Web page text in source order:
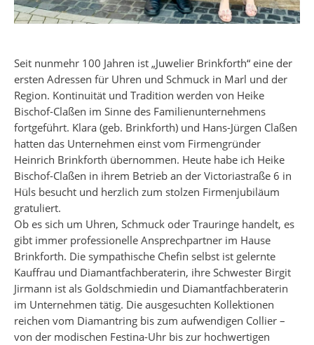
Seit nunmehr 100 Jahren ist „Juwelier Brinkforth“ eine der
ersten Adressen für Uhren und Schmuck in Marl und der
Region. Kontinuität und Tradition werden von Heike
Bischof-Claßen im Sinne des Familien­unternehmens
fortgeführt. Klara (geb. Brinkforth) und Hans-Jürgen Claßen
hatten das Unternehmen einst vom Firmengründer
Heinrich Brinkforth übernommen. Heute habe ich Heike
Bischof-Claßen in ihrem Betrieb an der Victoriastraße 6 in
Hüls besucht und herzlich zum stolzen Firmenjubiläum
gratuliert.
Ob es sich um Uhren, Schmuck oder Trauringe handelt, es
gibt immer professionelle Ansprechpartner im Hause
Brinkforth. Die sympathische Chefin selbst ist gelernte
Kauffrau und Diamantfachberaterin, ihre Schwester Birgit
Jirmann ist als Goldschmiedin und Diamantfachberaterin
im Unternehmen tätig. Die ausgesuchten Kollektionen
reichen vom Diamantring bis zum aufwendigen Collier –
von der modischen Festina-Uhr bis zur hochwertigen